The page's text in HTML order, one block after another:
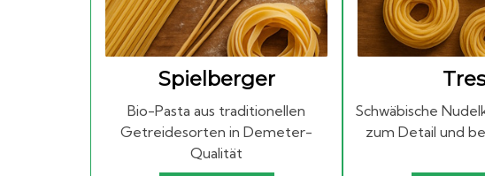
Spielberger
Bio-Pasta aus traditionellen
Getreidesorten in Demeter-
Qualität
Schwäbische
zum Detail und